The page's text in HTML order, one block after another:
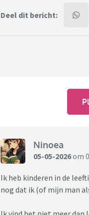
Natuurlijk spreek ik ze
aanspreek. En opnieuw.
Maar ja, ik voel me soms
Voor de ouders die mij
vaste wasdagen
je kinderen dit op?
Ben benieuwd naar jullie
Deel dit bericht:
Ninoea
05-05-2026om
Ik heb kinderen in de
nog dat ik (of mijn man